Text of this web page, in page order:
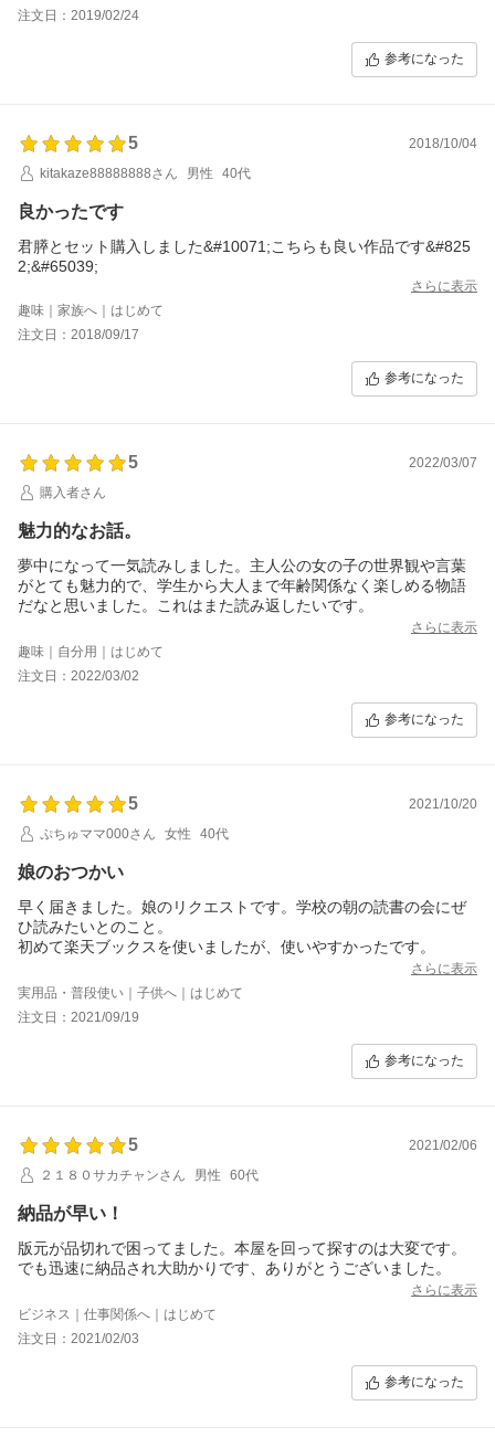
注文日：2019/02/24
参考になった
5
2018/10/04
kitakaze88888888さん
男性 40代
良かったです
君膵とセット購入しました&#10071;こちらも良い作品です&#825
2;&#65039;
さらに表示
趣味｜家族へ｜はじめて
注文日：2018/09/17
参考になった
5
2022/03/07
購入者さん
魅力的なお話。
夢中になって一気読みしました。主人公の女の子の世界観や言葉
がとても魅力的で、学生から大人まで年齢関係なく楽しめる物語
だなと思いました。これはまた読み返したいです。
さらに表示
趣味｜自分用｜はじめて
注文日：2022/03/02
参考になった
5
2021/10/20
ぷちゅママ000さん
女性 40代
娘のおつかい
早く届きました。娘のリクエストです。学校の朝の読書の会にぜ
ひ読みたいとのこと。
初めて楽天ブックスを使いましたが、使いやすかったです。
さらに表示
実用品・普段使い｜子供へ｜はじめて
注文日：2021/09/19
参考になった
5
2021/02/06
２１８０サカチャンさん
男性 60代
納品が早い！
版元が品切れで困ってました。本屋を回って探すのは大変です。
でも迅速に納品され大助かりです、ありがとうございました。
さらに表示
ビジネス｜仕事関係へ｜はじめて
注文日：2021/02/03
参考になった